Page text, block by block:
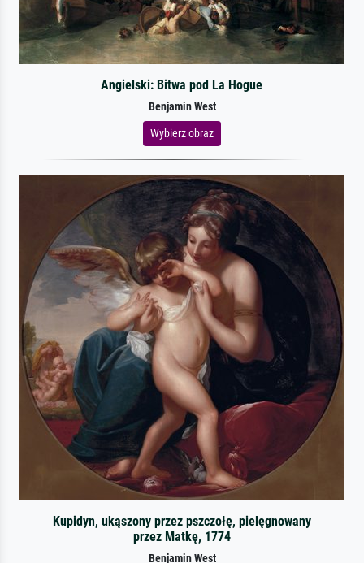
Angielski: Bitwa pod La Hogue
Benjamin West
Wybierz obraz
Kupidyn, ukąszony przez pszczołę, pielęgnowany
przez Matkę, 1774
Benjamin West